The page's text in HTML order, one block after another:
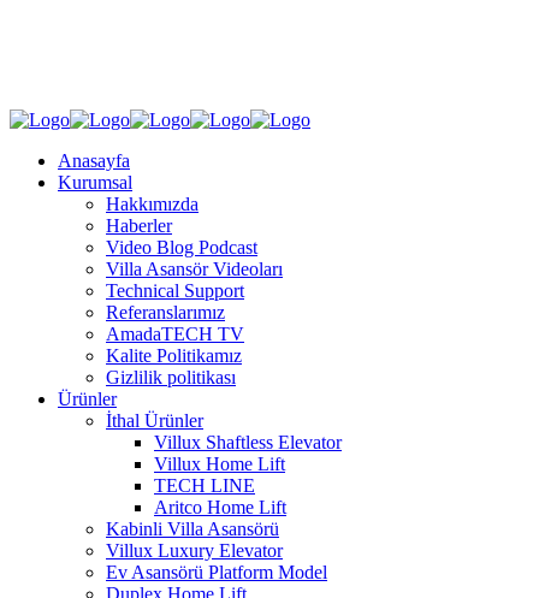
Anasayfa
Kurumsal
Hakkımızda
Haberler
Video Blog Podcast
Villa Asansör Videoları
Technical Support
Referanslarımız
AmadaTECH TV
Kalite Politikamız
Gizlilik politikası
Ürünler
İthal Ürünler
Villux Shaftless Elevator
Villux Home Lift
TECH LINE
Aritco Home Lift
Kabinli Villa Asansörü
Villux Luxury Elevator
Ev Asansörü Platform Model